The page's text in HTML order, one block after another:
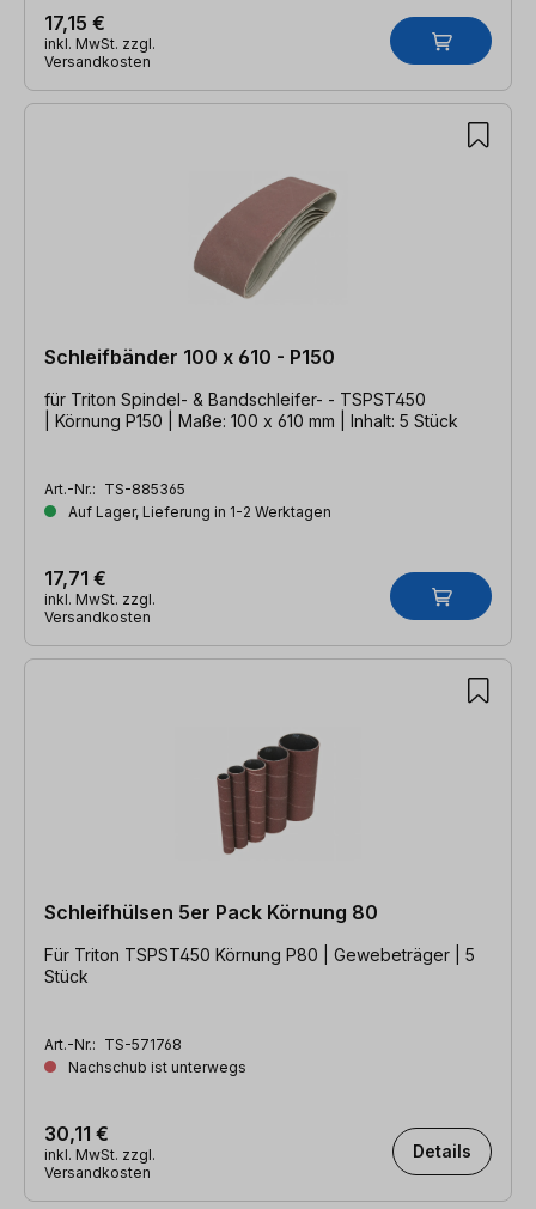
17,15 €
inkl. MwSt. zzgl.
Versandkosten
Schleifbänder 100 x 610 - P150
für Triton Spindel- & Bandschleifer- - TSPST450
| Körnung P150 | Maße: 100 x 610 mm | Inhalt: 5 Stück
Art.-Nr.: TS-885365
Auf Lager, Lieferung in 1-2 Werktagen
17,71 €
inkl. MwSt. zzgl.
Versandkosten
Schleifhülsen 5er Pack Körnung 80
Für Triton TSPST450 Körnung P80 | Gewebeträger | 5
Stück
Art.-Nr.: TS-571768
Nachschub ist unterwegs
30,11 €
inkl. MwSt. zzgl.
Versandkosten
Details